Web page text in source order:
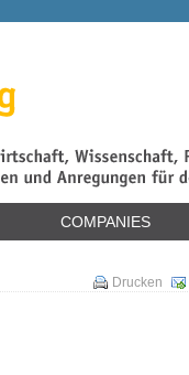
COMPANIES
Drucken